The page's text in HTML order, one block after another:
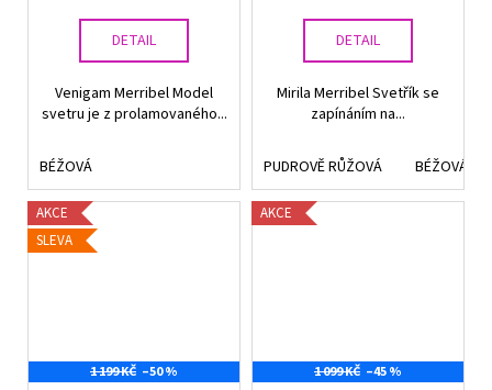
DETAIL
Venigam Merribel Model
svetru je z prolamovaného...
BÉŽOVÁ
DETAIL
Mirila Merribel Svetřík se
zapínáním na...
PUDROVĚ RŮŽOVÁ BÉŽOVÁ
AKCE
SLEVA
1 199 KČ –50 %
AKCE
1 099 KČ –45 %